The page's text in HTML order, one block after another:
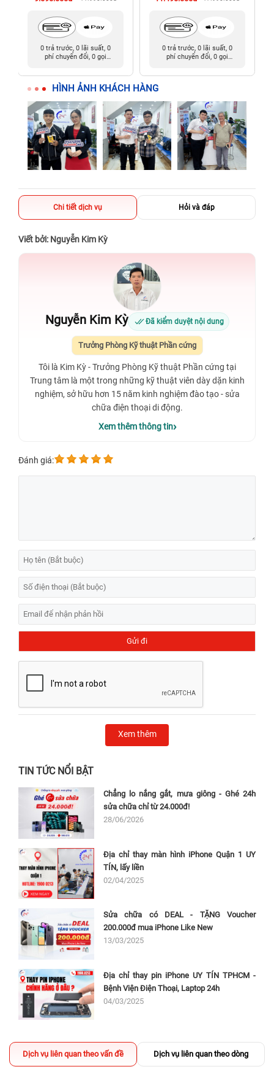
0 trả trước, 0 lãi suất, 0
phí chuyển đổi, 0 gọi
0 trả trước, 0 lãi suất, 0
phí chuyển đổi, 0 gọi
HÌNH ẢNH KHÁCH HÀNG
Chi tiết dịch vụ Hỏi và đáp
Viết bởi: Nguyễn Kim Kỳ
Nguyễn Kim Kỳ Đã kiểm duyệt nội dung
Trưởng Phòng Kỹ thuật Phần cứng
Tôi là Kim Kỳ - Trưởng Phòng Kỹ thuật Phần cứng tại
Trung tâm là một trong những kỹ thuật viên dày dặn kinh
nghiệm, sở hữu hơn 15 năm kinh nghiệm đào tạo - sửa
chữa điện thoại di động.
Xem thêm thông tin
Đánh giá:
Xem thêm
TIN TỨC NỔI BẬT
Chẳng lo nắng gắt, mưa giông - Ghé 24h
sửa chữa chỉ từ 24.000đ!
28/06/2026
Địa chỉ thay màn hình iPhone Quận 1 UY
TÍN, lấy liền
02/04/2025
Sửa chữa có DEAL - TẶNG Voucher
200.000đ mua iPhone Like New
13/03/2025
Địa chỉ thay pin iPhone UY TÍN TPHCM -
Bệnh Viện Điện Thoại, Laptop 24h
04/03/2025
Dịch vụ liên quan theo vấn đề Dịch vụ liên quan theo dòng